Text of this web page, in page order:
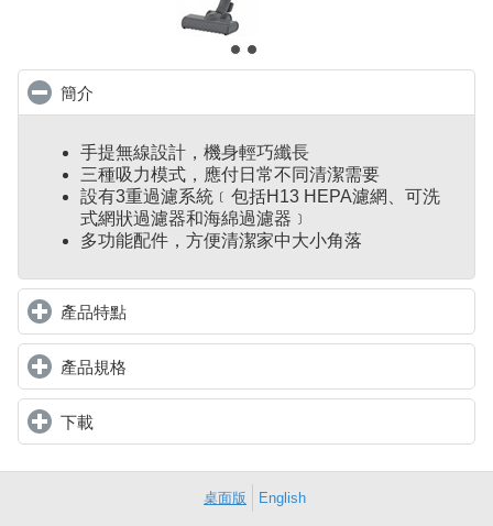
簡介
手提無線設計，機身輕巧纖長
三種吸力模式，應付日常不同清潔需要
設有3重過濾系統﹝包括H13 HEPA濾網、可洗
式網狀過濾器和海綿過濾器﹞
多功能配件，方便清潔家中大小角落
產品特點click to expand contents
產品規格
下載click to expand contents
桌面版 English